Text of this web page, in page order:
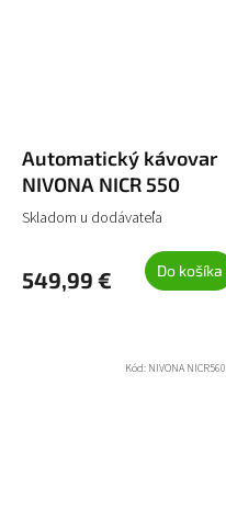
Automatický kávovar
NIVONA NICR 550
Skladom u dodávateľa
549,99 € Do košíka
Kód: NIVONA NICR560